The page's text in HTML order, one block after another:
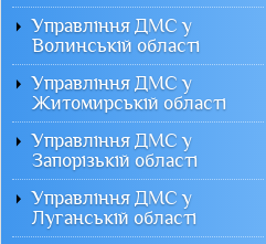
Управління ДМС у
Волинській області
Управління ДМС у
Житомирській області
Управління ДМС у
Запорізькій області
Управління ДМС у
Луганській області